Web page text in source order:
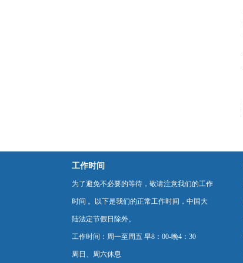
工作时间
为了避免不必要的等待，敬请注意我们的工作
时间 。以下是我们的正常工作时间，中国大
陆法定节假日除外。
工作时间：周一至周五 早8：00-晚4：30
周日、周六休息